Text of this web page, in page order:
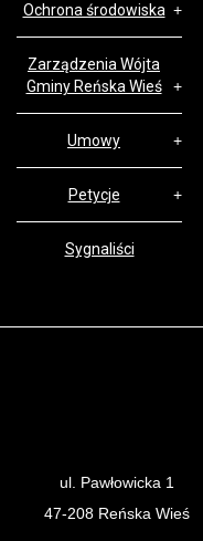
Ochrona środowiska
Zarządzenia Wójta
Gminy Reńska Wieś
Umowy
Petycje
Sygnaliści
ul. Pawłowicka 1
47-208 Reńska Wieś